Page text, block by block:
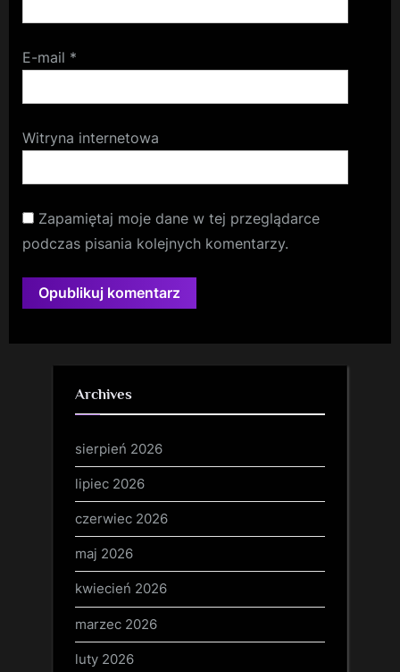
E-mail *
Witryna internetowa
Zapamiętaj moje dane w tej przeglądarce
podczas pisania kolejnych komentarzy.
Archives
sierpień 2026
lipiec 2026
czerwiec 2026
maj 2026
kwiecień 2026
marzec 2026
luty 2026